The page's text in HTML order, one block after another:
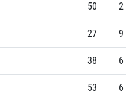
50 2
27 9
38 6
53 6